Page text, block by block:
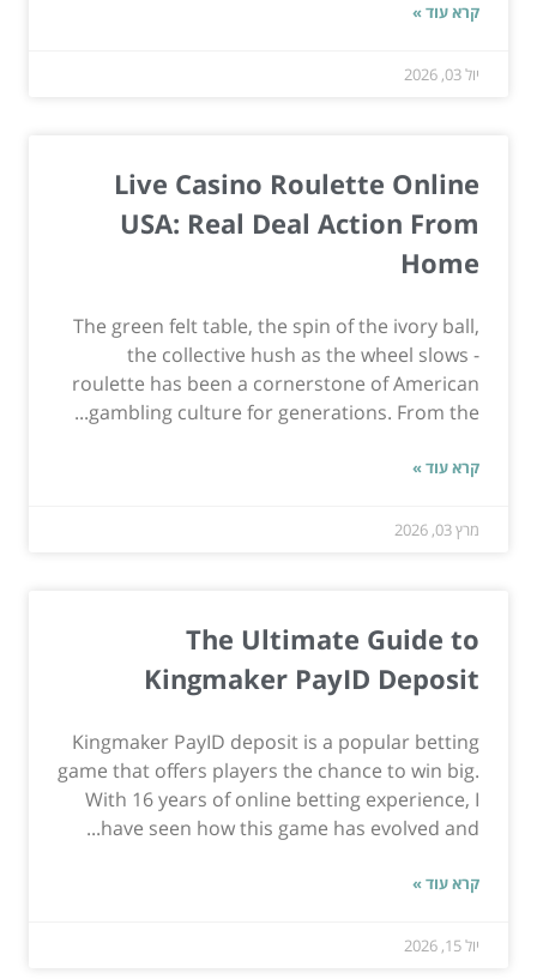
קרא עוד »
יול 03, 2026
Live Casino Roulette Online
USA: Real Deal Action From
Home
The green felt table, the spin of the ivory ball,
the collective hush as the wheel slows -
roulette has been a cornerstone of American
gambling culture for generations. From the...
קרא עוד »
מרץ 03, 2026
The Ultimate Guide to
Kingmaker PayID Deposit
Kingmaker PayID deposit is a popular betting
game that offers players the chance to win big.
With 16 years of online betting experience, I
have seen how this game has evolved and...
קרא עוד »
יול 15, 2026